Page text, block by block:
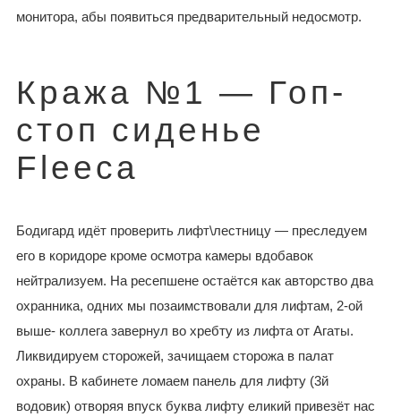
монитора, абы появиться предварительный недосмотр.
Кража №1 — Гоп-
стоп сиденье
Fleeca
Бодигард идёт проверить лифт\лестницу — преследуем
его в коридоре кроме осмотра камеры вдобавок
нейтрализуем. На ресепшене остаётся как авторство два
охранника, одних мы позаимствовали для лифтам, 2-ой
выше- коллега завернул во хребту из лифта от Агаты.
Ликвидируем сторожей, зачищаем сторожа в палат
охраны. В кабинете ломаем панель для лифту (3й
водовик) отворяя впуск буква лифту еликий привезёт нас